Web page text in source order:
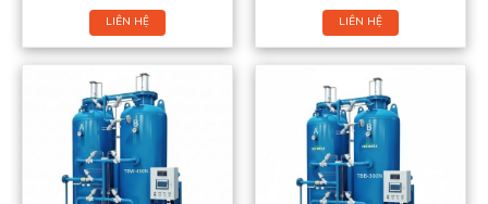
LIÊN HỆ LIÊN HỆ